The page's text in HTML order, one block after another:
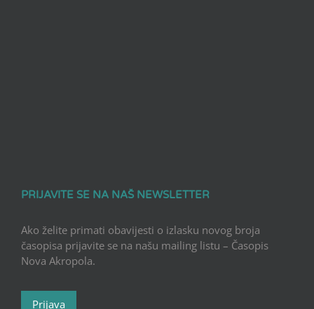
PRIJAVITE SE NA NAŠ NEWSLETTER
Ako želite primati obavijesti o izlasku novog broja
časopisa prijavite se na našu mailing listu – Časopis
Nova Akropola.
Prijava